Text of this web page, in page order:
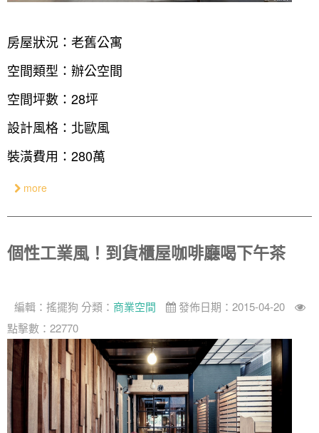
房屋狀況：老舊公寓
空間類型：辦公空間
空間坪數：28坪
設計風格：北歐風
裝潢費用：280萬
more
個性工業風！到貨櫃屋咖啡廳喝下午茶
編輯： 搖擺狗 分類： 商業空間
發佈日期：2015-04-20
點擊數：22770